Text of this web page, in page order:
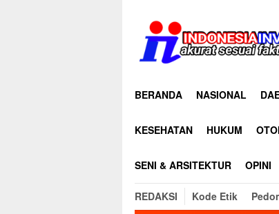
konten
BERANDA NASIONAL
KESEHATAN HUKUM
SENI & ARSITEKTUR OPINI
REDAKSI Kode Etik